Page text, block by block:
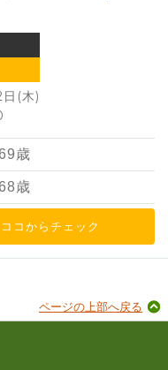
(木)
歳
歳
コからチェック
ページの上部へ戻る